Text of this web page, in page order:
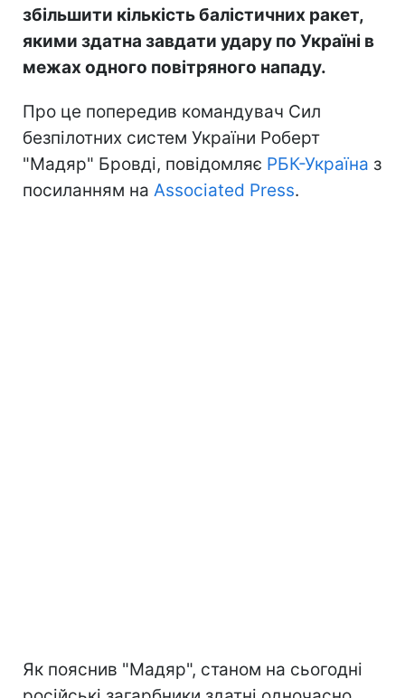
збільшити кількість балістичних ракет,
якими здатна завдати удару по Україні в
межах одного повітряного нападу.
Про це попередив командувач Сил
безпілотних систем України Роберт
"Мадяр" Бровді, повідомляє РБК-Україна з
посиланням на Associated Press.
Як пояснив "Мадяр", станом на сьогодні